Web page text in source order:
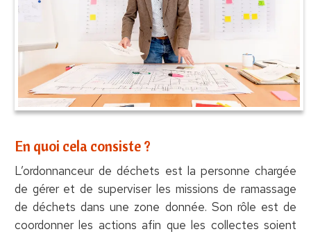
En quoi cela consiste ?
L’ordonnanceur de déchets est la personne chargée
de gérer et de superviser les missions de ramassage
de déchets dans une zone donnée. Son rôle est de
coordonner les actions afin que les collectes soient